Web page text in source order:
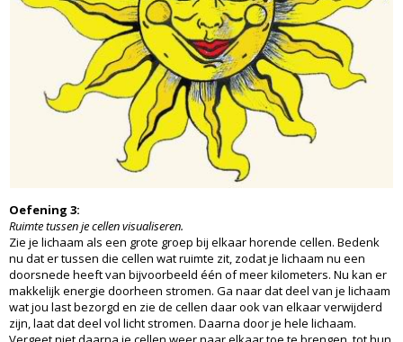
Oefening 3:
Ruimte tussen je cellen visualiseren.
Zie je lichaam als een grote groep bij elkaar horende cellen. Bedenk
nu dat er tussen die cellen wat ruimte zit, zodat je lichaam nu een
doorsnede heeft van bijvoorbeeld één of meer kilometers. Nu kan er
makkelijk energie doorheen stromen. Ga naar dat deel van je lichaam
wat jou last bezorgd en zie de cellen daar ook van elkaar verwijderd
zijn, laat dat deel vol licht stromen. Daarna door je hele lichaam.